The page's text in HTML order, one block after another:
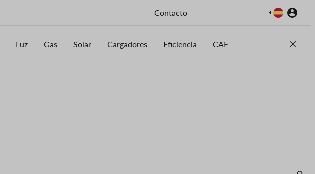
Contacto Imagen
Luz Gas Solar Cargadores Eficiencia CAE